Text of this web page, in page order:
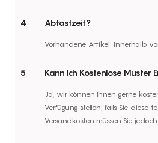
4 Abtastzeit?
Vorhandene Artikel: Innerhalb
5 Kann Ich Kostenlose Muster
Ja, wir können Ihnen gerne
Verfügung stellen, falls Sie diese
Versandkosten müssen Sie